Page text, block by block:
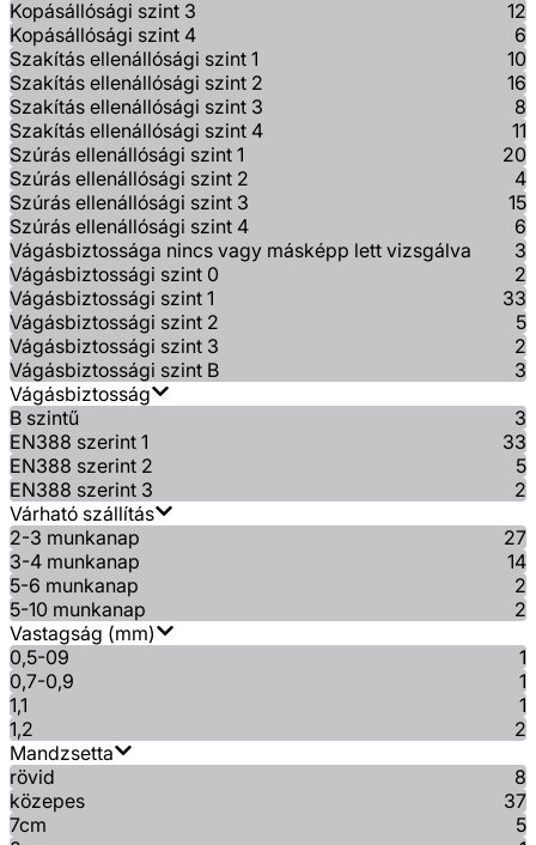
Kopásállósági szint 3
12
Kopásállósági szint 4
6
Szakítás ellenállósági szint 1
10
Szakítás ellenállósági szint 2
16
Szakítás ellenállósági szint 3
8
Szakítás ellenállósági szint 4
11
Szúrás ellenállósági szint 1
20
Szúrás ellenállósági szint 2
4
Szúrás ellenállósági szint 3
15
Szúrás ellenállósági szint 4
6
Vágásbiztossága nincs vagy másképp lett vizsgálva
3
Vágásbiztossági szint 0
2
Vágásbiztossági szint 1
33
Vágásbiztossági szint 2
5
Vágásbiztossági szint 3
2
Vágásbiztossági szint B
3
Vágásbiztosság
B szintű
3
EN388 szerint 1
33
EN388 szerint 2
5
EN388 szerint 3
2
Várható szállítás
2-3 munkanap
27
3-4 munkanap
14
5-6 munkanap
2
5-10 munkanap
2
Vastagság (mm)
0,5-09
1
0,7-0,9
1
1,1
1
1,2
2
Mandzsetta
rövid
8
közepes
37
7cm
5